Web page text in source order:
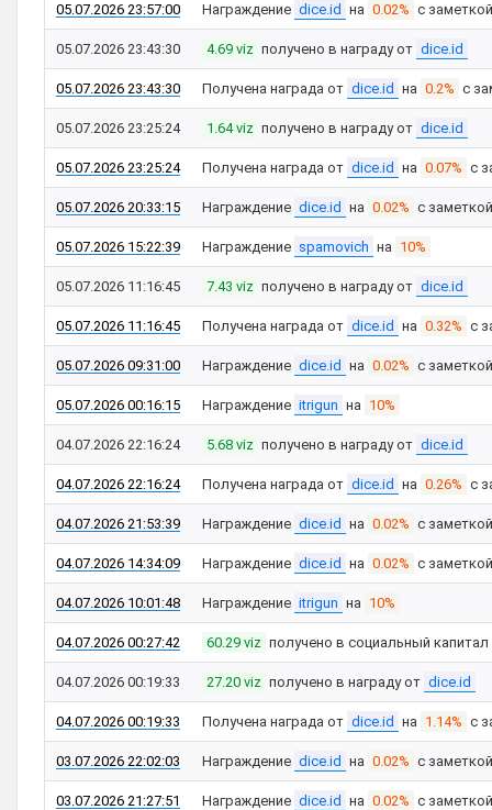
05.07.2026 23:57:00 Награждение dice.id на 0.02% с
05.07.2026 23:43:30 4.69 viz получено в награду от dice.id
05.07.2026 23:43:30 Получена награда от dice.id на 0.2% с
05.07.2026 23:25:24 1.64 viz получено в награду от dice.id
05.07.2026 23:25:24 Получена награда от dice.id на 0.07% с
05.07.2026 20:33:15 Награждение dice.id на 0.02% с
05.07.2026 15:22:39 Награждение spamovich на 10%
05.07.2026 11:16:45 7.43 viz получено в награду от dice.id
05.07.2026 11:16:45 Получена награда от dice.id на 0.32% с
05.07.2026 09:31:00 Награждение dice.id на 0.02% с
05.07.2026 00:16:15 Награждение itrigun на 10%
04.07.2026 22:16:24 5.68 viz получено в награду от dice.id
04.07.2026 22:16:24 Получена награда от dice.id на 0.26% с
04.07.2026 21:53:39 Награждение dice.id на 0.02% с
04.07.2026 14:34:09 Награждение dice.id на 0.02% с
04.07.2026 10:01:48 Награждение itrigun на 10%
04.07.2026 00:27:42 60.29 viz получено в социальный
04.07.2026 00:19:33 27.20 viz получено в награду от dice.id
04.07.2026 00:19:33 Получена награда от dice.id на 1.14% с
03.07.2026 22:02:03 Награждение dice.id на 0.02% с
03.07.2026 21:27:51 Награждение dice.id на 0.02% с